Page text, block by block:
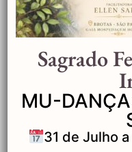
Deixe um
O seu endereço de e-
Campos obrigatórios
Comentário*
Sagrado
MU-
31 de Julho